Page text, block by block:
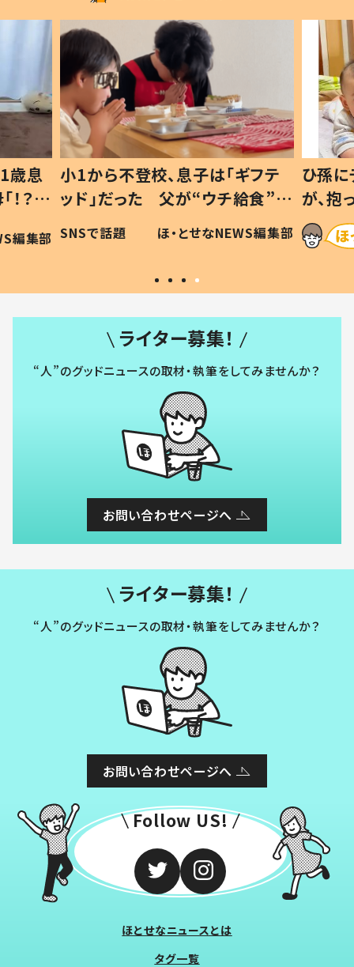
フテ
食”を
編集部
ひ孫にデレデレな80歳じいじ
が、抱っこすると…ひ孫の反応に
「涙が出ました」「可愛くて仕方な
い」
ほ・とせなNEWS編集部
ライター募集！
“人”のグッドニュースの取材・執筆をしてみませんか？
お問い合わせページへ
ライター募集！
“人”のグッドニュースの取材・執筆をしてみませんか？
お問い合わせページへ
Follow US!
ほとせなニュースとは
タグ一覧